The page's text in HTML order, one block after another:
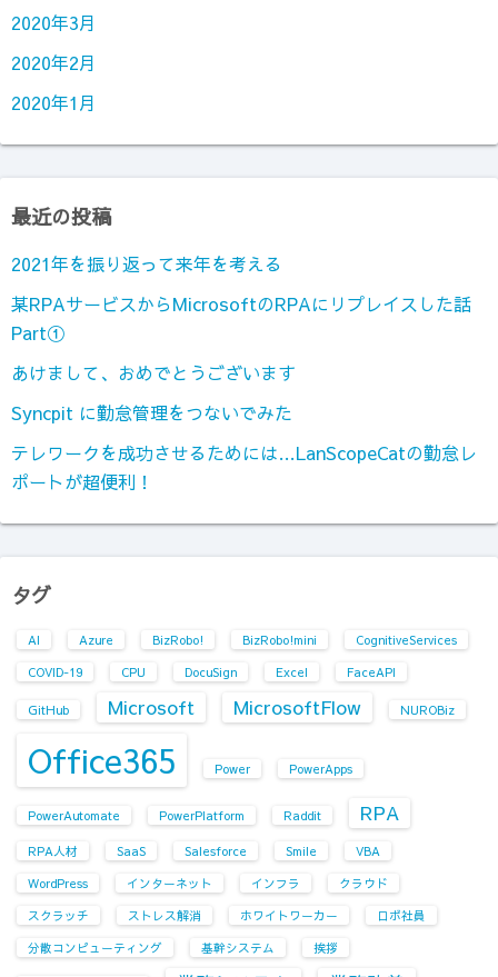
2020年3月
2020年2月
2020年1月
最近の投稿
2021年を振り返って来年を考える
某RPAサービスからMicrosoftのRPAにリプレイスした話
Part①
あけまして、おめでとうございます
Syncpit に勤怠管理をつないでみた
テレワークを成功させるためには…LanScopeCatの勤怠レ
ポートが超便利！
タグ
AI Azure BizRobo! BizRobo!mini
CognitiveServices
COVID-19
CPU DocuSign Excel FaceAPI
GitHub Microsoft MicrosoftFlow NUROBiz
Office365 Power PowerApps
PowerAutomate PowerPlatform Raddit RPA
RPA人材 SaaS Salesforce Smile
VBA
WordPress
インターネット インフラ
クラウド
スクラッチ
ストレス解消 ホワイトワーカー
ロボ社員
分散コンピューティング
基幹システム 挨拶